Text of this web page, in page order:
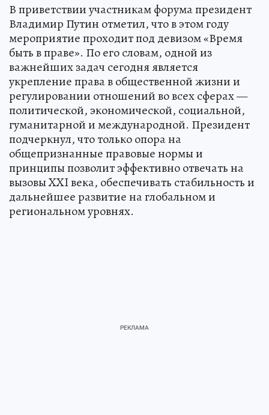
В приветствии участникам форума президент
Владимир Путин отметил, что в этом году
мероприятие проходит под девизом «Время
быть в праве». По его словам, одной из
важнейших задач сегодня является
укрепление права в общественной жизни и
регулировании отношений во всех сферах —
политической, экономической, социальной,
гуманитарной и международной. Президент
подчеркнул, что только опора на
общепризнанные правовые нормы и
принципы позволит эффективно отвечать на
вызовы XXI века, обеспечивать стабильность и
дальнейшее развитие на глобальном и
региональном уровнях.